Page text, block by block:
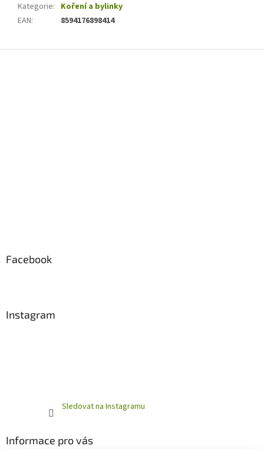
Kategorie: Koření a bylinky
EAN: 8594176898414
Facebook
Instagram
Sledovat na Instagramu
Informace pro vás